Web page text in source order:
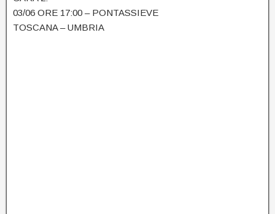
03/06 ORE 17:00 – PONTASSIEVE
TOSCANA – UMBRIA